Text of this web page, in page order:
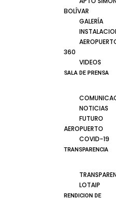
BOLÍVAR
GALERÍA
360
VIDEOS
SALA DE PRENSA
NOTICIAS
FUTURO
AEROPUERTO
COVID-19
TRANSPARENCIA
LOTAIP
RENDICION DE